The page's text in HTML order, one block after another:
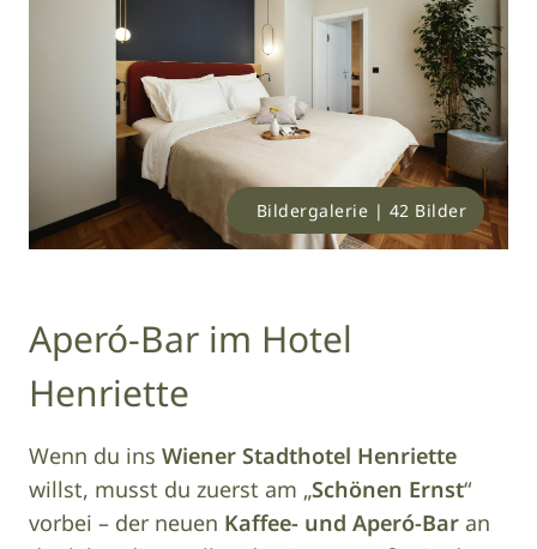
Bildergalerie | 42 Bilder
Aperó-Bar im Hotel
Henriette
Wenn du ins Wiener Stadthotel Henriette
willst, musst du zuerst am „Schönen Ernst“
vorbei – der neuen Kaffee- und Aperó-Bar an